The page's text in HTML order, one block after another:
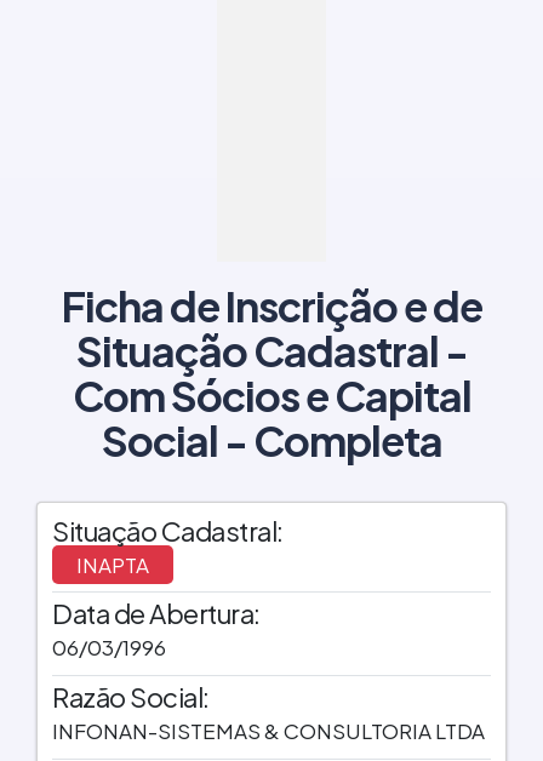
Ficha de Inscrição e de
Situação Cadastral -
Com Sócios e Capital
Social - Completa
Situação Cadastral:
INAPTA
Data de Abertura:
06/03/1996
Razão Social:
INFONAN-SISTEMAS & CONSULTORIA LTDA